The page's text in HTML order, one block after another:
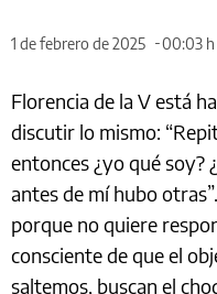
1 de febrero de 2025 00:03 h
Florencia de la V está
discutir lo mismo:
entonces ¿yo qué soy?
antes de mí hubo
porque no quiere
consciente de que el
saltemos, buscan el